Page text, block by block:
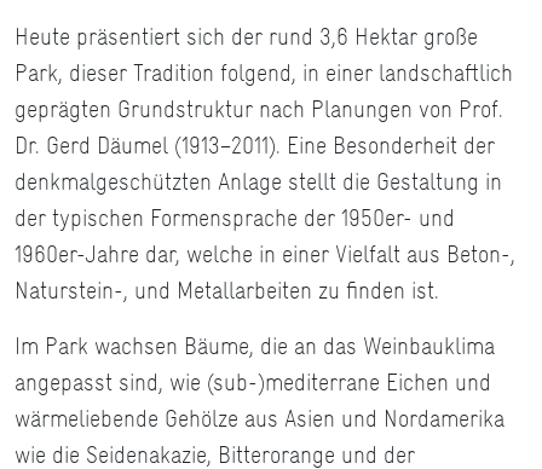
Heute präsentiert sich der rund 3,6 Hektar große
Park, dieser Tradition folgend, in einer landschaftlich
geprägten Grundstruktur nach Planungen von Prof.
Dr. Gerd Däumel (1913−2011). Eine Besonderheit der
denkmalgeschützten Anlage stellt die Gestaltung in
der typischen Formensprache der 1950er- und
1960er-Jahre dar, welche in einer Vielfalt aus Beton-,
Naturstein-, und Metallarbeiten zu finden ist.
Im Park wachsen Bäume, die an das Weinbauklima
angepasst sind, wie (sub-)mediterrane Eichen und
wärmeliebende Gehölze aus Asien und Nordamerika
wie die Seidenakazie, Bitterorange und der